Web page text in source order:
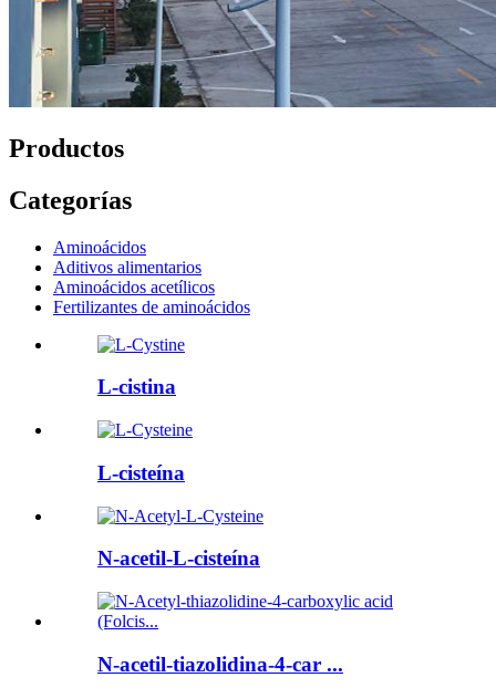
Productos
Categorías
Aminoácidos
Aditivos alimentarios
Aminoácidos acetílicos
Fertilizantes de aminoácidos
L-cistina
L-cisteína
N-acetil-L-cisteína
N-acetil-tiazolidina-4-car ...